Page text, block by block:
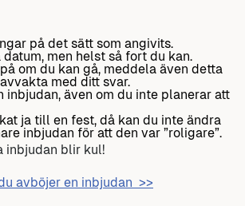
på det sätt som angivits.
datum, men helst så fort du kan.
om du kan gå, meddela även detta
med ditt svar.
inbjudan, även om du inte planerar att
ja till en fest, då kan du inte ändra
inbjudan för att den var ”roligare”.
inbjudan blir kul!
avböjer en inbjudan >>